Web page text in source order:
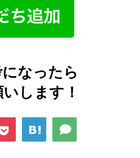
なったら
します！